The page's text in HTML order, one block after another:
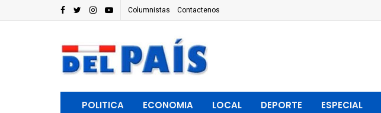
Columnistas Contactenos
POLITICA ECONOMIA LOCAL DEPORTE ESPECIAL